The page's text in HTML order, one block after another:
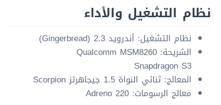
نظام التشغيل والأداء
نظام التشغيل: أندرويد 2.3 (Gingerbread)
الشريحة: Qualcomm MSM8260
Snapdragon S3
المعالج: ثنائي النواة 1.5 جيجاهرتز Scorpion
معالج الرسومات: Adreno 220